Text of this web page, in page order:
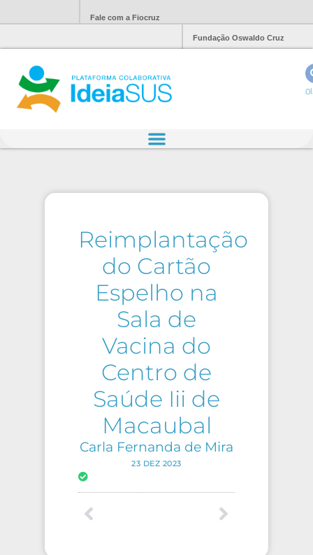
Fale com a Fiocruz
Fundação Oswaldo Cruz
Reimplantação
do Cartão
Espelho na
Sala de
Vacina do
Centro de
Saúde Iii de
Macaubal
Carla Fernanda de Mira
23 DEZ 2023